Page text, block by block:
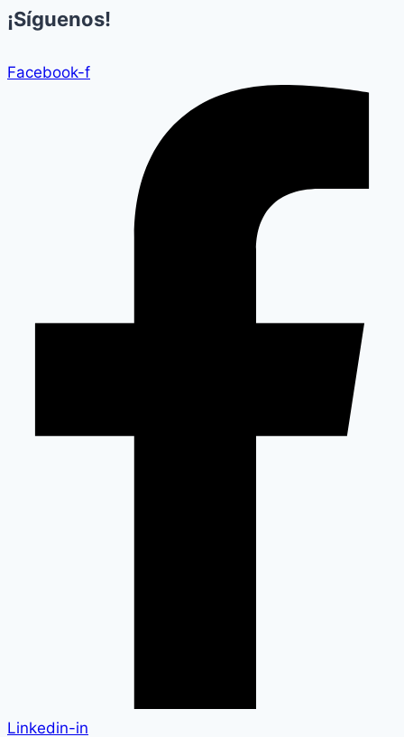
¡Síguenos!
Facebook-f
Linkedin-in